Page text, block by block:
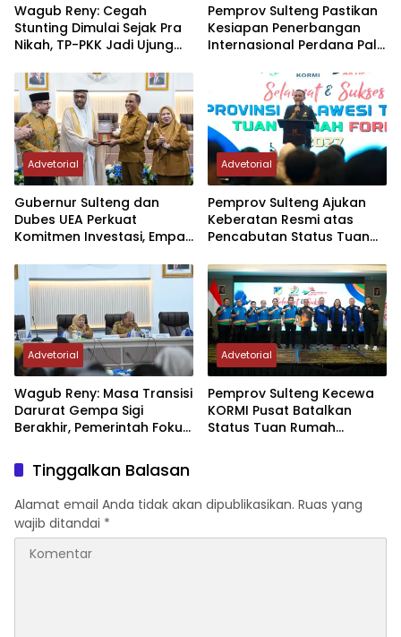
Wagub Reny: Cegah
Stunting Dimulai Sejak Pra
Nikah, TP-PKK Jadi Ujung
Pemprov Sulteng Pastikan
Kesiapan Penerbangan
Internasional Perdana Palu
Advetorial
Gubernur Sulteng dan
Dubes UEA Perkuat
Komitmen Investasi, Empat
Advetorial
Pemprov Sulteng Ajukan
Keberatan Resmi atas
Pencabutan Status Tuan
2027
Advetorial
Wagub Reny: Masa Transisi
Darurat Gempa Sigi
Berakhir, Pemerintah Fokus
Advetorial
Pemprov Sulteng Kecewa
KORMI Pusat Batalkan
Status Tuan Rumah
Tinggalkan Balasan
Alamat email Anda tidak akan dipublikasikan. Ruas yang
wajib ditandai *